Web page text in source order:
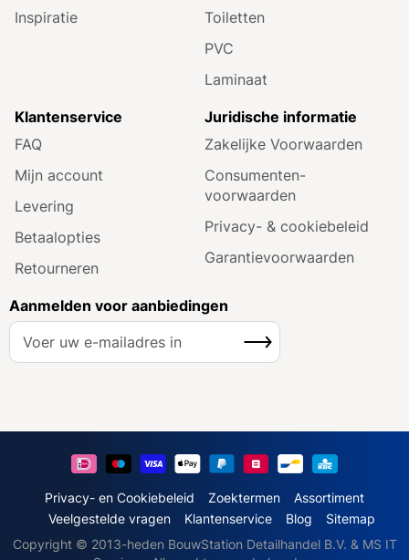
Inspiratie
Toiletten
PVC
Laminaat
Klantenservice
FAQ
Mijn account
Levering
Betaalopties
Retourneren
Juridische informatie
Zakelijke Voorwaarden
Consumenten­
voorwaarden
Privacy- & cookiebeleid
Garantie­voorwaarden
Aanmelden voor aanbiedingen
A
e
o
Inschrijven
Privacy- en Cookiebeleid Zoektermen
Assortiment
Veelgestelde vragen
Klantenservice Blog
Sitemap
Copyright © 2013-heden BouwStation Detailhandel B.V. & MS IT